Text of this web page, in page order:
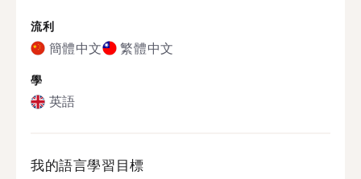
流利
簡體中文 繁體中文
學
英語
我的語言學習目標